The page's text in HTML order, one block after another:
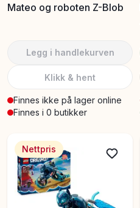
Mateo og roboten Z-Blob
Legg i handlekurven
Klikk & hent
Finnes ikke på lager online
Finnes i 0 butikker
Nettpris